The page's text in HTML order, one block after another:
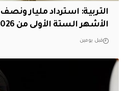
التربية: استرداد مليار ونصف
الأشهر الستة الأولى من 2026
قبل يومين